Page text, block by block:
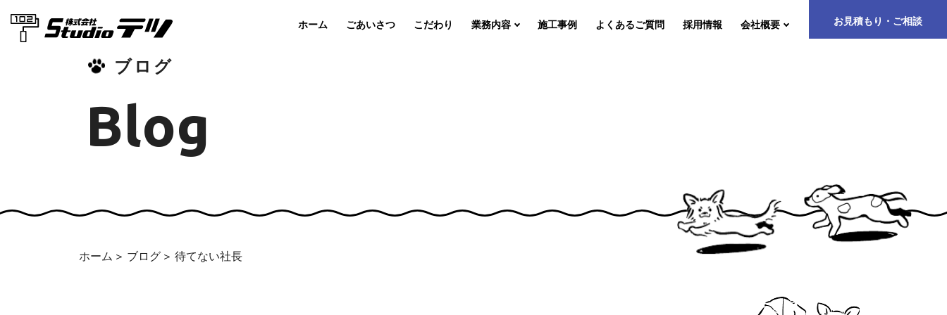
ホーム ごあいさつ こだわり 業務内容 施工事例 よくあるご質問 採用情報 会社概要 お見積もり・ご相談
ブログ
Blog
ホーム ブログ 待てない社長